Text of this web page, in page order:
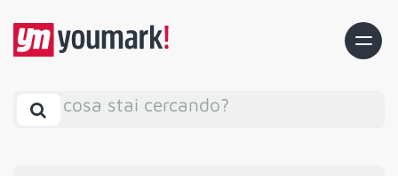
cosa stai cercando?